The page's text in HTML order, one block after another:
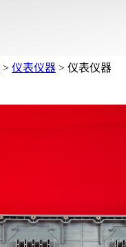
> 仪表仪器 > 仪表仪器